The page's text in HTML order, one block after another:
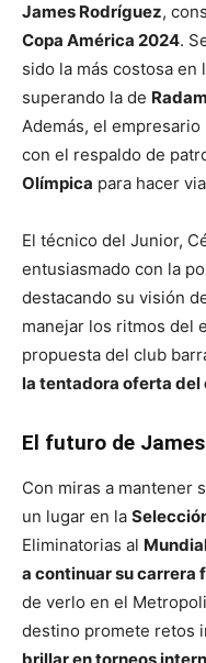
James Rodríguez,
Copa América 2024.
sido la más costosa
superando la de
Además, el
con el respaldo de
Olímpica para hacer
El técnico del Junior,
entusiasmado con la
destacando su visión
manejar los ritmos del
propuesta del club
la tentadora oferta del
El futuro de James
Con miras a mantener
un lugar en la
Eliminatorias al
a continuar su carrera
de verlo en el
destino promete retos